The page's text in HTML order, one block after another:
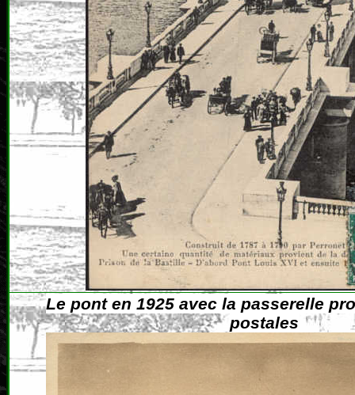
Le pont en 1925 avec la passerelle
postales